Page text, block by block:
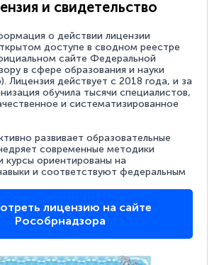
и свидетельство
о действии лицензии
доступе в сводном реестре
сайте Федеральной
в сфере образования и науки
Лицензия действует с 2018 года, и за
обучила тысячи специалистов,
и систематизированное
развивает образовательные
современные методики
курсы ориентированы на
и соответствуют федеральным
лицензию на сайте
Рособрнадзора